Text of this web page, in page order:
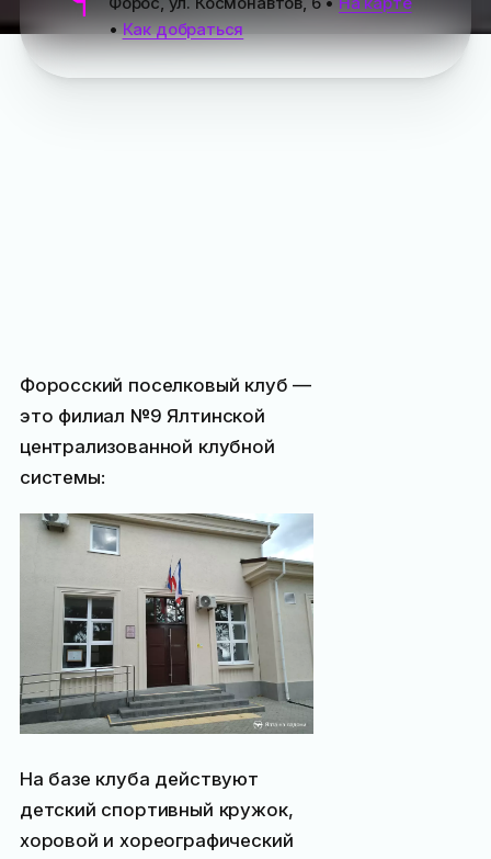
•Как добраться
Форосский поселковый клуб —
это филиал №9 Ялтинской
централизованной клубной
системы:
На базе клуба действуют
детский спортивный кружок,
хоровой и хореографический